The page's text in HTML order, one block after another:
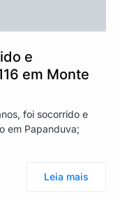
e
em Monte
foi socorrido e
em Papanduva;
Leia mais